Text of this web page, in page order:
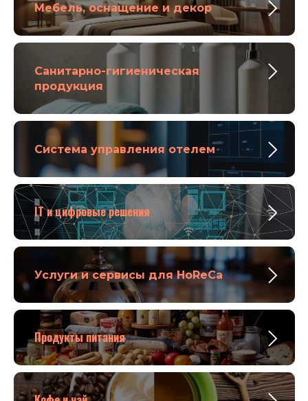
Мебель, оснащение и декор
Санитарно-гигиеническая
продукция
Система управления отелем
IT и цифровые решения
Услуги и сервисы для HoReCa
Продукты питания